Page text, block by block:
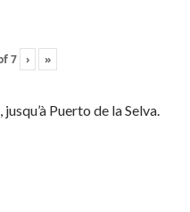
7 › »
Puerto de la Selva.